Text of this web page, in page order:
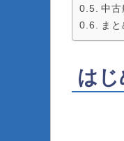
中古
ま
は